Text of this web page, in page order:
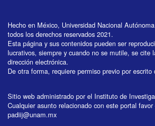
Hecho en México, Universidad Nacional
todos los derechos reservados 2021.
Esta página y sus contenidos pueden ser
lucrativos, siempre y cuando no se mutile, se cite
dirección electrónica.
De otra forma, requiere permiso previo por escrito
Sitio web administrado por el Instituto de
Cualquier asunto relacionado con este portal
padiij@unam.mx